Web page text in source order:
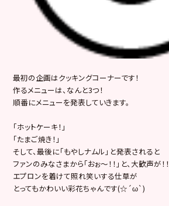
最初の企画はクッキングコーナーです！
作るメニューは、なんと3つ！
順番にメニューを発表していきます。
「ホットケーキ！」
「たまご焼き！」
そして、最後に「もやしナムル」と発表されると
ファンのみなさまから「おぉ～！！」と、大歓声が！！
エプロンを着けて照れ笑いする仕草が
とってもかわいい彩花ちゃんです(☆´ω`)